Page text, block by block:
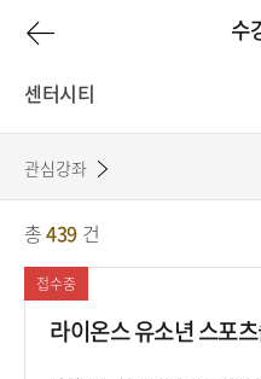
수
이
전
페
이
지
로
센터시티
관심강좌
강
좌
총439 건
접수중
라이온스 유소년 스포